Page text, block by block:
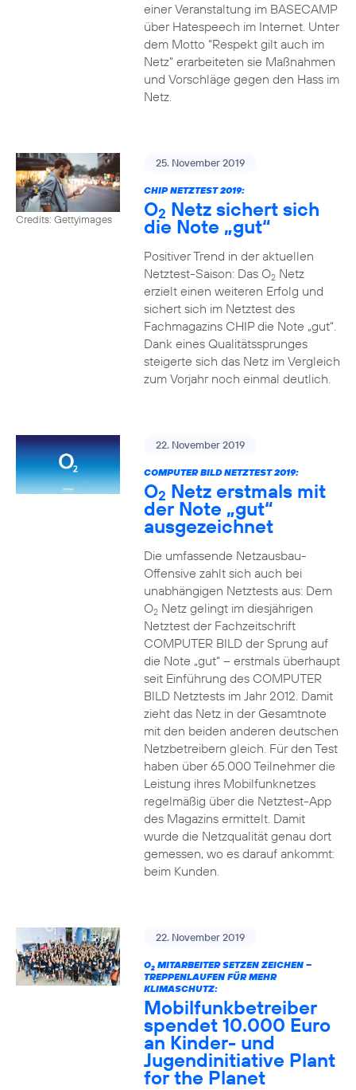
einer Veranstaltung im BASECAMP
über Hatespeech im Internet. Unter
dem Motto “Respekt gilt auch im
Netz” erarbeiteten sie Maßnahmen
und Vorschläge gegen den Hass im
Netz.
Credits: Gettyimages
25. November 2019
CHIP NETZTEST 2019:
O2 Netz sichert sich
die Note „gut“
Positiver Trend in der aktuellen
Netztest-Saison: Das O2Netz
erzielt einen weiteren Erfolg und
sichert sich im Netztest des
Fachmagazins CHIP die Note „gut“.
Dank eines Qualitätssprunges
steigerte sich das Netz im Vergleich
zum Vorjahr noch einmal deutlich.
22. November 2019
COMPUTER BILD NETZTEST 2019:
O2 Netz erstmals mit
der Note „gut“
ausgezeichnet
Die umfassende Netzausbau-
Offensive zahlt sich auch bei
unabhängigen Netztests aus: Dem
O2Netz gelingt im diesjährigen
Netztest der Fachzeitschrift
COMPUTER BILD der Sprung auf
die Note „gut“ – erstmals überhaupt
seit Einführung des COMPUTER
BILD Netztests im Jahr 2012. Damit
zieht das Netz in der Gesamtnote
mit den beiden anderen deutschen
Netzbetreibern gleich. Für den Test
haben über 65.000 Teilnehmer die
Leistung ihres Mobilfunknetzes
regelmäßig über die Netztest-App
des Magazins ermittelt. Damit
wurde die Netzqualität genau dort
gemessen, wo es darauf ankommt:
beim Kunden.
22. November 2019
O2MITARBEITER SETZEN ZEICHEN –
TREPPENLAUFEN FÜR MEHR
KLIMASCHUTZ:
Mobilfunkbetreiber
spendet 10.000 Euro
an Kinder- und
Jugendinitiative Plant
for the Planet